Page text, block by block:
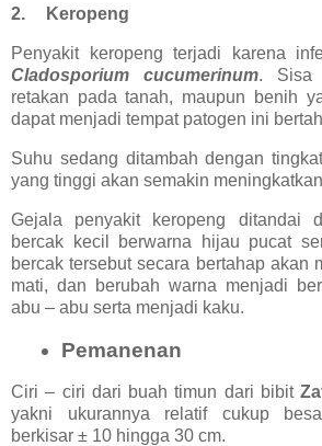
2. Keropeng
Penyakit keropeng terjadi karena
Cladosporium cucumerinum. Sisa
retakan pada tanah, maupun benih
dapat menjadi tempat patogen ini
Suhu sedang ditambah dengan
yang tinggi akan semakin
Gejala penyakit keropeng ditandai
bercak kecil berwarna hijau pucat
bercak tersebut secara bertahap akan
mati, dan berubah warna menjadi
abu – abu serta menjadi kaku.
Pemanenan
Ciri – ciri dari buah timun dari bibit
yakni ukurannya relatif cukup
berkisar ± 10 hingga 30 cm.